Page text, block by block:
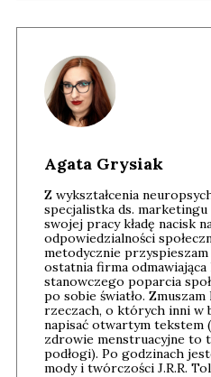
Agata Grysiak
Z wykształcenia
specjalistka ds.
swojej pracy kładę nacisk
odpowiedzialności
metodycznie
ostatnia firma
stanowczego poparcia
po sobie światło.
rzeczach, o których inni w
napisać otwartym tekstem
zdrowie menstruacyjne to
podłogi). Po godzinach
mody i twórczości J.R.R.